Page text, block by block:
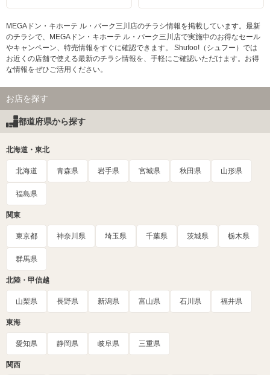
MEGAドン・キホーテ ル・パーク三川店のチラシ情報を掲載しています。最新
のチラシで、MEGAドン・キホーテ ル・パーク三川店で実施中のお得なセール
やキャンペーン、特売情報をすぐに確認できます。 Shufoo!（シュフー）では
お近くの店舗で使える最新のチラシ情報を、手軽にご確認いただけます。お得
な情報をぜひご活用ください。
お店を探す
都道府県から探す
北海道・東北
北海道 青森県 岩手県 宮城県 秋田県 山形県
福島県
関東
東京都 神奈川県 埼玉県 千葉県 茨城県 栃木県
群馬県
北陸・甲信越
山梨県 長野県 新潟県 富山県 石川県 福井県
東海
愛知県 静岡県 岐阜県 三重県
関西